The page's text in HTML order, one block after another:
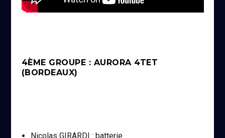
4ÈME GROUPE : AURORA 4TET
(BORDEAUX)
Nicolas GIRARDI : batterie